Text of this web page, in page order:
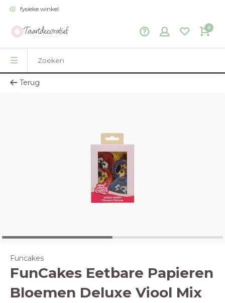
fysieke winkel
0
Terug
Funcakes
FunCakes Eetbare Papieren
Bloemen Deluxe Viool Mix